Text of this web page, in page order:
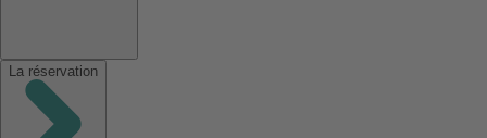
La réservation